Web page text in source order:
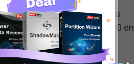
suivante vous montrera les
OneDrive Windows 10 en